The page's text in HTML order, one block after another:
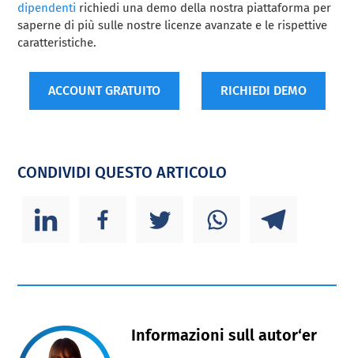
dipendenti richiedi una demo della nostra piattaforma per
saperne di più sulle nostre licenze avanzate e le rispettive
caratteristiche.
ACCOUNT GRATUITO RICHIEDI DEMO
CONDIVIDI QUESTO ARTICOLO
Informazioni sull autor‘er